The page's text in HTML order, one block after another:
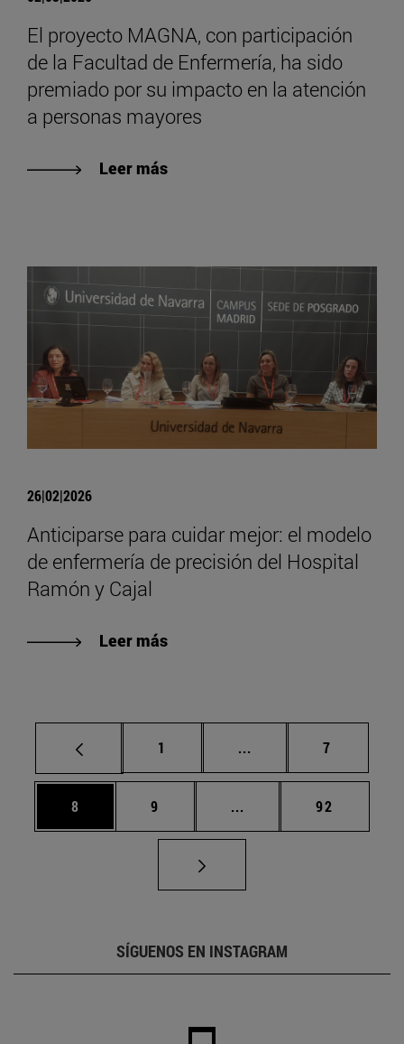
El proyecto MAGNA, con participación
de la Facultad de Enfermería, ha sido
premiado por su impacto en la atención
a personas mayores
Leer más
26|02|2026
Anticiparse para cuidar mejor: el modelo
de enfermería de precisión del Hospital
Ramón y Cajal
Leer más
Página
1 ... Páginas intermedias
Página
7
Página
8 Página
9 ... Páginas intermedias
Página
92
SÍGUENOS EN INSTAGRAM